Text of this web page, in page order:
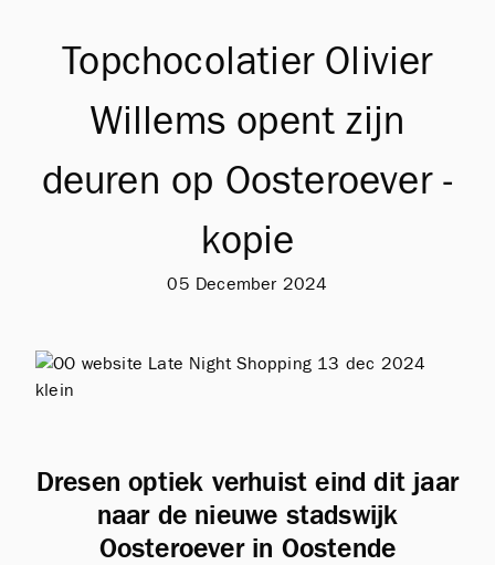
Topchocolatier Olivier
Willems opent zijn
deuren op Oosteroever -
kopie
05 December 2024
Dresen optiek verhuist eind dit jaar
naar de nieuwe stadswijk
Oosteroever in Oostende